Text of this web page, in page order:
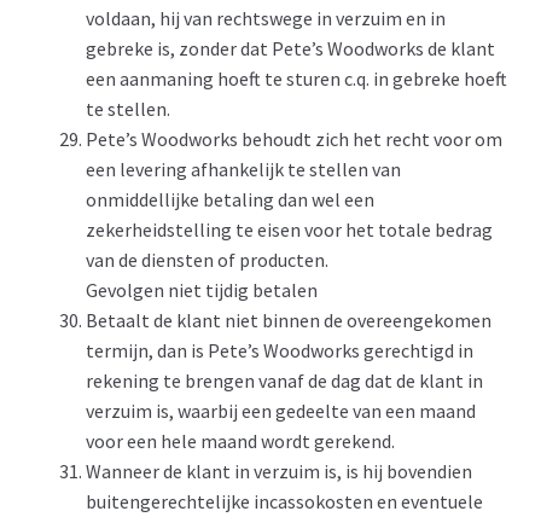
voldaan, hij van rechtswege in verzuim en in
gebreke is, zonder dat Pete’s Woodworks de klant
een aanmaning hoeft te sturen c.q. in gebreke hoeft
te stellen.
Pete’s Woodworks behoudt zich het recht voor om
een levering afhankelijk te stellen van
onmiddellijke betaling dan wel een
zekerheidstelling te eisen voor het totale bedrag
van de diensten of producten.
Gevolgen niet tijdig betalen
Betaalt de klant niet binnen de overeengekomen
termijn, dan is Pete’s Woodworks gerechtigd in
rekening te brengen vanaf de dag dat de klant in
verzuim is, waarbij een gedeelte van een maand
voor een hele maand wordt gerekend.
Wanneer de klant in verzuim is, is hij bovendien
buitengerechtelijke incassokosten en eventuele